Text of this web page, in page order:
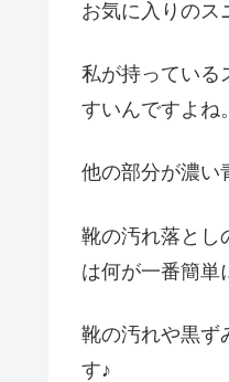
お気に入りの
私が持っている
すいんですよね
他の部分が濃い
靴の汚れ落とし
は何が一番簡単
靴の汚れや黒ず
す♪